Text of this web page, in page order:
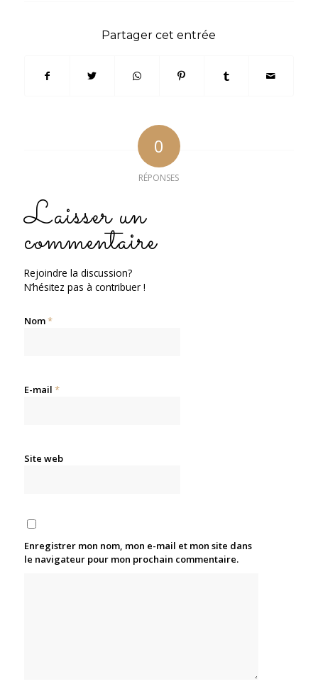
Partager cet entrée
0
RÉPONSES
Laisser un
commentaire
Rejoindre la discussion?
N’hésitez pas à contribuer !
Nom*
E-mail *
Site web
Enregistrer mon nom, mon e-mail et mon site dans
le navigateur pour mon prochain commentaire.